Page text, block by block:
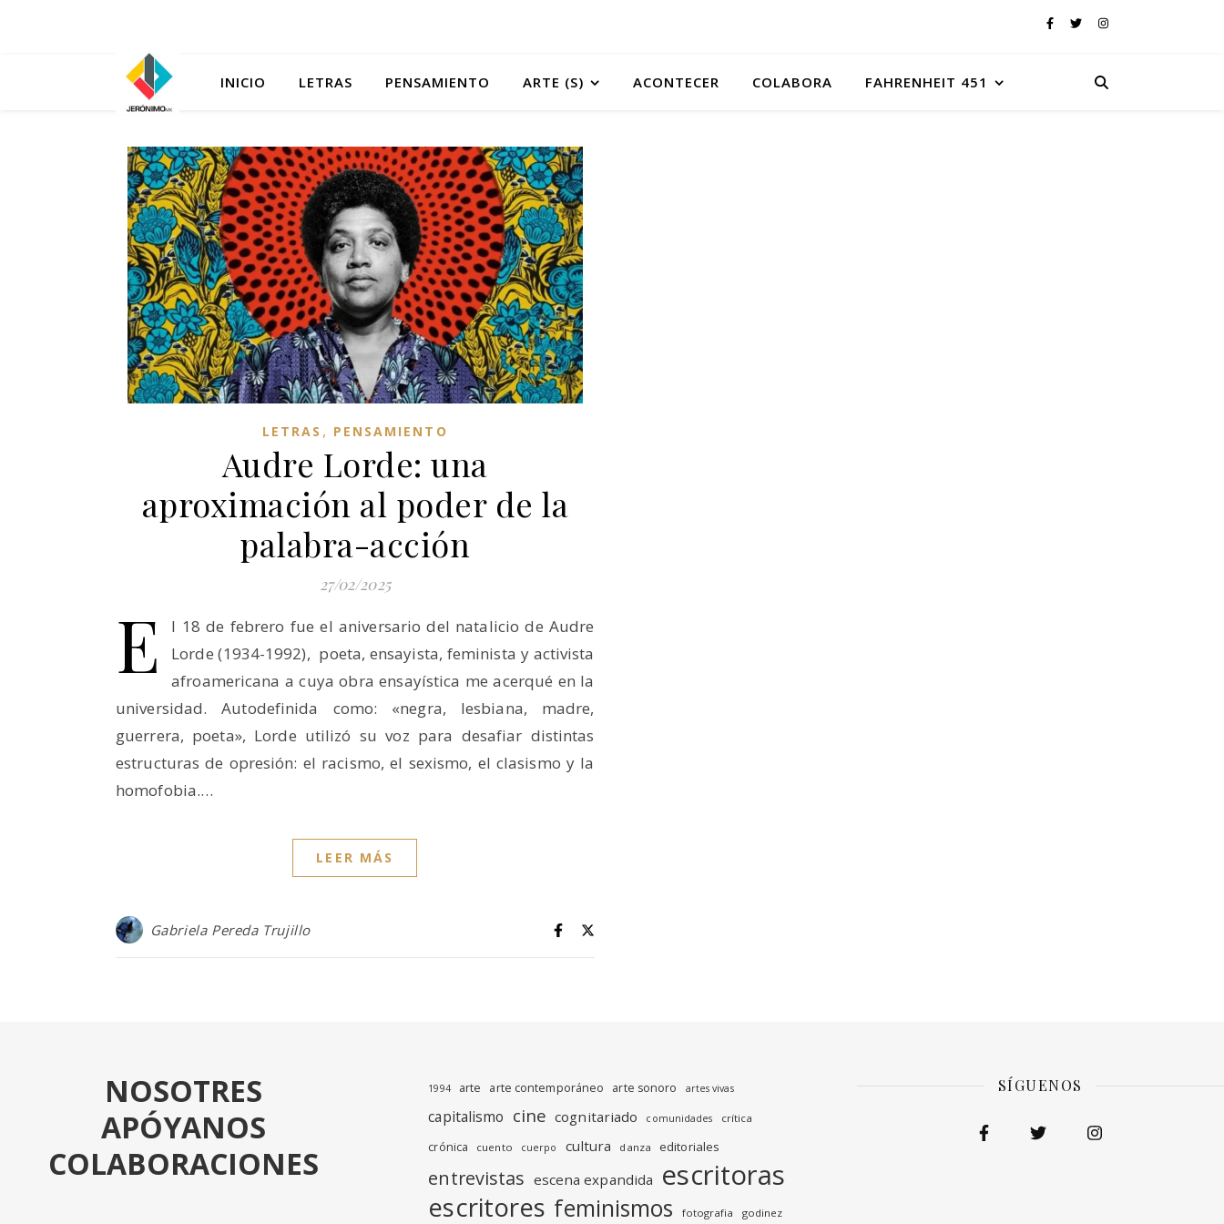
INICIO LETRAS PENSAMIENTO ARTE (S) ACONTECER COLABORA FAHRENHEIT 451
LETRAS , PENSAMIENTO
Audre Lorde: una
aproximación al poder de la
palabra-acción
27/02/2025
E
l 18 de febrero fue el aniversario del natalicio de Audre
Lorde (1934-1992), poeta, ensayista, feminista y activista
afroamericana a cuya obra ensayística me acerqué en la
universidad. Autodefinida como: «negra, lesbiana, madre,
guerrera, poeta», Lorde utilizó su voz para desafiar distintas
estructuras de opresión: el racismo, el sexismo, el clasismo y la
homofobia.…
LEER MÁS
Gabriela Pereda Trujillo
NOSOTRES
APÓYANOS
COLABORACIONES
1994 arte arte contemporáneo arte sonoro artes vivas
capitalismo cine cognitariado comunidades crítica
crónica cuento cuerpo cultura danza editoriales
entrevistas escena expandida escritoras
escritores feminismos fotografia godinez
SÍGUENOS